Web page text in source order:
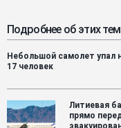
Подробнее об этих
Небольшой самолет упал
17 человек
Литиевая
прямо